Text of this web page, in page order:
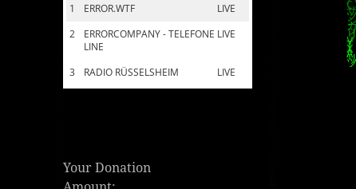
1 LIVE
ERROR.WTF
2
LIVE
ERRORCOMPANY - TELEFONE
LINE
3
LIVE
RADIO RÜSSELSHEIM
Your Donation